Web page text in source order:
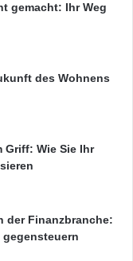
gemacht: Ihr Weg
des Wohnens
Griff: Wie Sie Ihr
der Finanzbranche:
gegensteuern